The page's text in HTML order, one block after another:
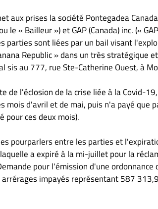
aux prises la société Pontegadea
le « Bailleur ») et GAP (Canada) inc. («
parties sont liées par un bail visant
Republic » dans un très stratégique et
sis au 777, rue Ste-Catherine Ouest, à
de l'éclosion de la crise liée à la Covid-
mois d'avril et de mai, puis n'a payé
pour ces deux mois).
pourparlers entre les parties et
a expiré à la mi-juillet pour la
pour l'émission d'une ordonnance
impayés représentant 587